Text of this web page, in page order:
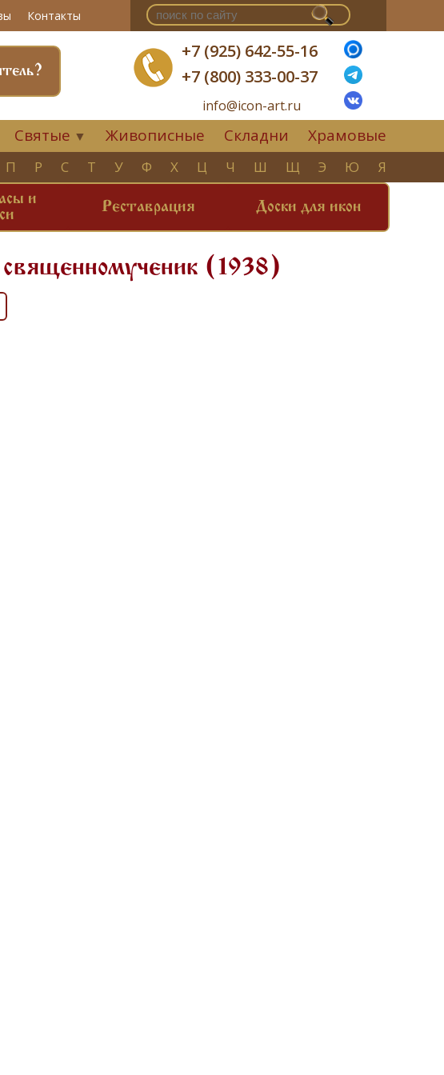
Контакты
+7 (925) 642-55-16
+7 (800) 333-00-37
info@icon-art.ru
Святые ▼ Живописные Складни Храмовые
П Р С Т У Ф Х Ц Ч Ш Щ Э Ю Я
и
Реставрация Доски для икон
(1938)